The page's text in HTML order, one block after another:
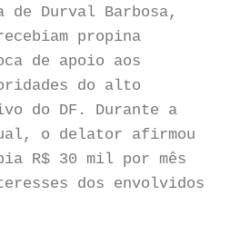
de Durval Barbosa,
propina
de apoio aos
do alto
do DF. Durante a
o delator afirmou
R$ 30 mil por mês
dos envolvidos